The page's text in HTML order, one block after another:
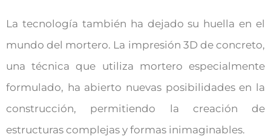
La tecnología también ha dejado su huella en el
mundo del mortero. La impresión 3D de concreto,
una técnica que utiliza mortero especialmente
formulado, ha abierto nuevas posibilidades en la
construcción, permitiendo la creación de
estructuras complejas y formas inimaginables.